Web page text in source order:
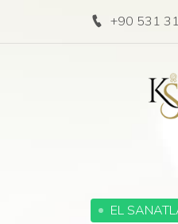
+90 531
EL